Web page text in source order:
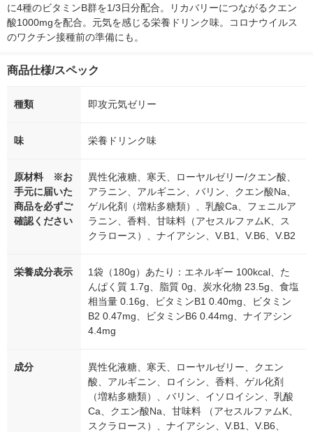
に4種のビタミンB群を1/3日分配合。リカバリーにつながるクエン
酸1000mgを配合。元気を感じる栄養ドリンク味。コロナウイルス
のワクチン接種前の準備にも。
商品仕様/スペック
種類 即攻元気ゼリー
味 栄養ドリンク味
原材料 ※お
手元に届いた
商品を必ずご
確認ください
異性化液糖、寒天、ローヤルゼリー/クエン酸、
アラニン、アルギニン、バリン、クエン酸Na、
ゲル化剤（増粘多糖類）、乳酸Ca、フェニルア
ラニン、香料、甘味料（アセスルファムK、ス
クラロース）、ナイアシン、V.B1、V.B6、V.B2
栄養成分表示
1袋（180g）あたり：エネルギー 100kcal、た
んぱく質 1.7g、脂質 0g、炭水化物 23.5g、食塩
相当量 0.16g、ビタミンB1 0.40mg、ビタミン
B2 0.47mg、ビタミンB6 0.44mg、ナイアシン
4.4mg
成分
異性化液糖、寒天、ローヤルゼリー、クエン
酸、アルギニン、ロイシン、香料、ゲル化剤
（増粘多糖類）、バリン、イソロイシン、乳酸
Ca、クエン酸Na、甘味料 （アセスルファムK、
スクラロース）、ナイアシン、V.B1、V.B6、